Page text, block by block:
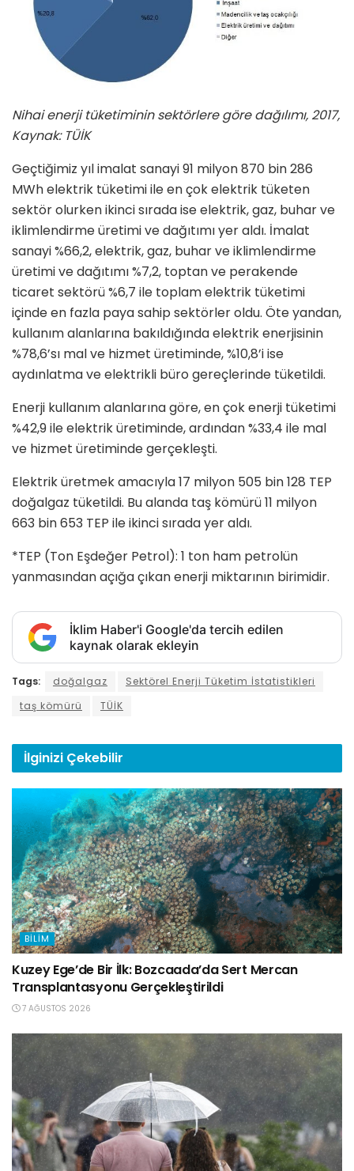
Nihai enerji tüketiminin sektörlere göre dağılımı, 2017,
Kaynak: TÜİK
Geçtiğimiz yıl imalat sanayi 91 milyon 870 bin 286
MWh elektrik tüketimi ile en çok elektrik tüketen
sektör olurken ikinci sırada ise elektrik, gaz, buhar ve
iklimlendirme üretimi ve dağıtımı yer aldı. İmalat
sanayi %66,2, elektrik, gaz, buhar ve iklimlendirme
üretimi ve dağıtımı %7,2, toptan ve perakende
ticaret sektörü %6,7 ile toplam elektrik tüketimi
içinde en fazla paya sahip sektörler oldu. Öte yandan,
kullanım alanlarına bakıldığında elektrik enerjisinin
%78,6’sı mal ve hizmet üretiminde, %10,8’i ise
aydınlatma ve elektrikli büro gereçlerinde tüketildi.
Enerji kullanım alanlarına göre, en çok enerji tüketimi
%42,9 ile elektrik üretiminde, ardından %33,4 ile mal
ve hizmet üretiminde gerçekleşti.
Elektrik üretmek amacıyla 17 milyon 505 bin 128 TEP
doğalgaz tüketildi. Bu alanda taş kömürü 11 milyon
663 bin 653 TEP ile ikinci sırada yer aldı.
*TEP (Ton Eşdeğer Petrol): 1 ton ham petrolün
yanmasından açığa çıkan enerji miktarının birimidir.
İklim Haber'i Google'da tercih edilen
kaynak olarak ekleyin
Tags: doğalgaz
Sektörel Enerji Tüketim İstatistikleri
taş kömürü
TÜİK
İlginizi Çekebilir
BILIM
Kuzey Ege’de Bir İlk: Bozcaada’da Sert Mercan
Transplantasyonu Gerçekleştirildi
7 AĞUSTOS 2026